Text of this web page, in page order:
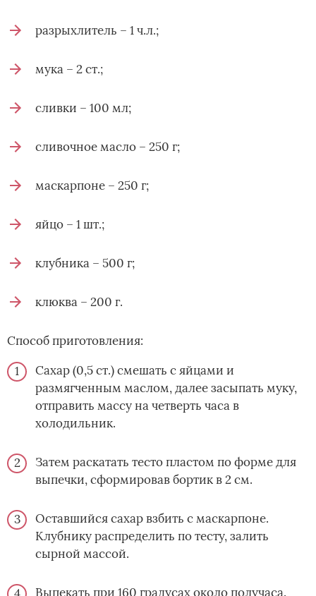
разрыхлитель – 1 ч.л.;
мука – 2 ст.;
сливки – 100 мл;
сливочное масло – 250 г;
маскарпоне – 250 г;
яйцо – 1 шт.;
клубника – 500 г;
клюква – 200 г.
Способ приготовления:
Сахар (0,5 ст.) смешать с яйцами и
размягченным маслом, далее засыпать муку,
отправить массу на четверть часа в
холодильник.
Затем раскатать тесто пластом по форме для
выпечки, сформировав бортик в 2 см.
Оставшийся сахар взбить с маскарпоне.
Клубнику распределить по тесту, залить
сырной массой.
Выпекать при 160 градусах около получаса.